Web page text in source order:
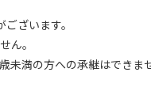
ざいます。
ん。
未満の方への承継はできま